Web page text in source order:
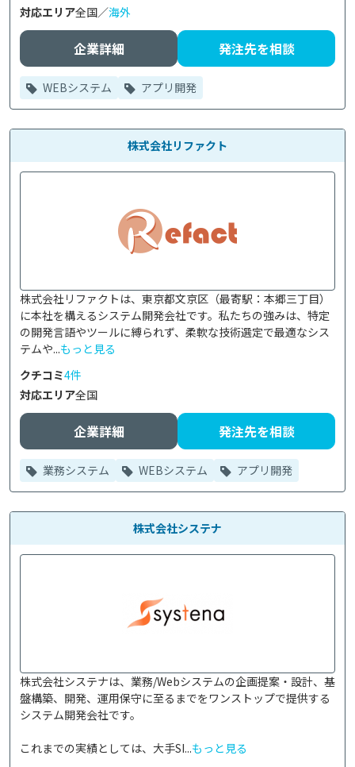
対応エリア全国／海外
企業詳細 発注先を相談
WEBシステム アプリ開発
株式会社リファクト
株式会社リファクトは、東京都文京区（最寄駅：本郷三丁目）
に本社を構えるシステム開発会社です。私たちの強みは、特定
の開発言語やツールに縛られず、柔軟な技術選定で最適なシス
テムや...もっと見る
クチコミ4件
対応エリア全国
企業詳細 発注先を相談
業務システム WEBシステム アプリ開発
株式会社システナ
株式会社システナは、業務/Webシステムの企画提案・設計、基
盤構築、開発、運用保守に至るまでをワンストップで提供する
システム開発会社です。
これまでの実績としては、大手SI...もっと見る